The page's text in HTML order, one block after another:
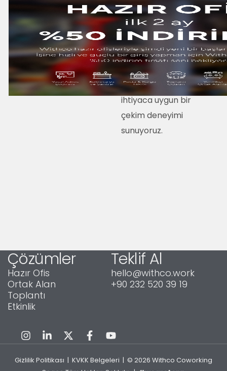
seçenekleriyle; reklam
çekimlerinden sosyal
medya içeriklerine,
röportajlardan marka
prodüksiyonlarına
kadar birçok farklı
ihtiyaca uygun bir
çekim deneyimi
sunuyoruz.
Çözümler
Hazır Ofis
Ortak Alan
Toplantı
Etkinlik
Teklif Al
hello@withco.work
+90 232 520 39 19
Gizlilik Politikası | KVKK Belgeleri | © 2026 Withco Coworking